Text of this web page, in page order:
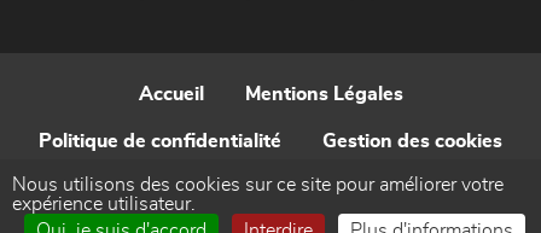
Accueil Mentions Légales
Politique de confidentialité Gestion des cookies
Contact
Nous utilisons des cookies sur ce site pour améliorer votre
expérience utilisateur.